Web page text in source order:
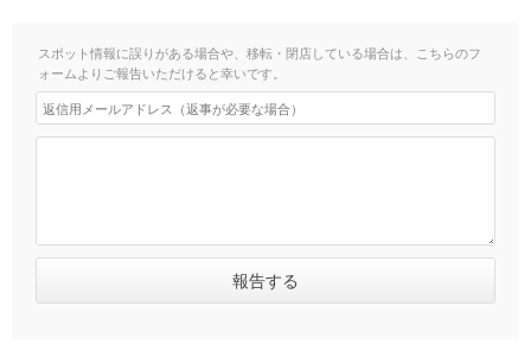
スポット情報に誤りがある場合や、移転・閉店している場合は、こちらのフ
ォームよりご報告いただけると幸いです。